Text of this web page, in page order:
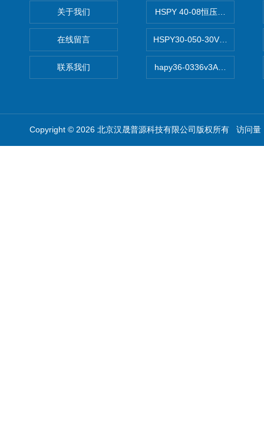
关于我们
在线留言
联系我们
HSPY 40-08恒压恒流恒功率
HSPY30-050-30V/-05A可调
hapy36-0336v3A高精度小型
Copyright © 2026 北京汉晟普源科技有限公司版权所有 访问量